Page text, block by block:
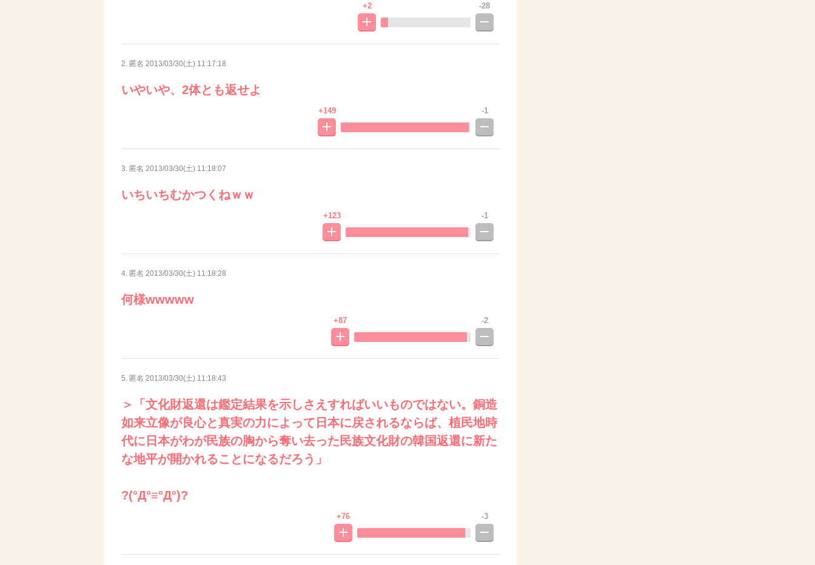
+2 -28
2. 匿名 2013/03/30(土) 11:17:18
いやいや、2体とも返せよ
+149 -1
3. 匿名 2013/03/30(土) 11:18:07
いちいちむかつくねｗｗ
+123 -1
4. 匿名 2013/03/30(土) 11:18:28
何様wwwww
+87 -2
5. 匿名 2013/03/30(土) 11:18:43
＞「文化財返還は鑑定結果を示しさえすればいいものではない。銅造
如来立像が良心と真実の力によって日本に戻されるならば、植民地時
代に日本がわが民族の胸から奪い去った民族文化財の韓国返還に新た
な地平が開かれることになるだろう」
?(°Д°≡°Д°)?
+76 -3